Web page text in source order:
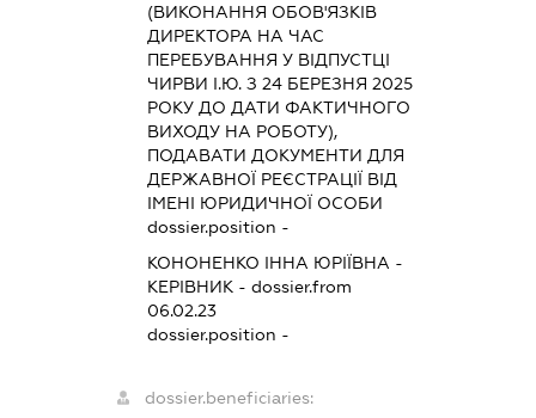
(ВИКОНАННЯ ОБОВ'ЯЗКІВ
ДИРЕКТОРА НА ЧАС
ПЕРЕБУВАННЯ У ВІДПУСТЦІ
ЧИРВИ І.Ю. З 24 БЕРЕЗНЯ 2025
РОКУ ДО ДАТИ ФАКТИЧНОГО
ВИХОДУ НА РОБОТУ),
ПОДАВАТИ ДОКУМЕНТИ ДЛЯ
ДЕРЖАВНОЇ РЕЄСТРАЦІЇ ВІД
ІМЕНІ ЮРИДИЧНОЇ ОСОБИ
dossier.position -
КОНОНЕНКО ІННА ЮРІЇВНА -
КЕРІВНИК - dossier.from
06.02.23
dossier.position -
dossier.beneficiaries: